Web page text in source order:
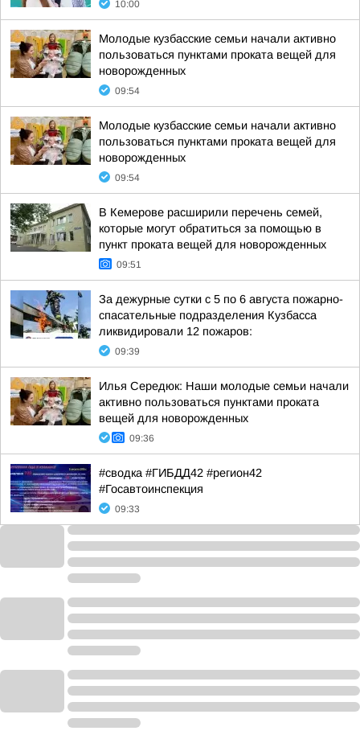
10:00
Молодые кузбасские семьи начали активно
пользоваться пунктами проката вещей для
новорожденных
09:54
Молодые кузбасские семьи начали активно
пользоваться пунктами проката вещей для
новорожденных
09:54
В Кемерове расширили перечень семей,
которые могут обратиться за помощью в
пункт проката вещей для новорожденных
09:51
За дежурные сутки с 5 по 6 августа пожарно-
спасательные подразделения Кузбасса
ликвидировали 12 пожаров:
09:39
Илья Середюк: Наши молодые семьи начали
активно пользоваться пунктами проката
вещей для новорожденных
09:36
#сводка #ГИБДД42 #регион42
#Госавтоинспекция
09:33